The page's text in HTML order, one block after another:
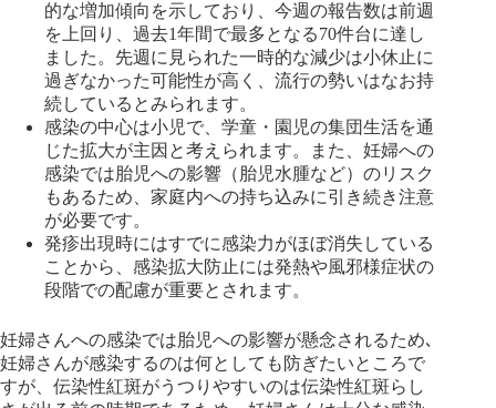
的な増加傾向を示しており、今週の報告数は前週
を上回り、過去1年間で最多となる70件台に達し
ました。先週に見られた一時的な減少は小休止に
過ぎなかった可能性が高く、流行の勢いはなお持
続しているとみられます。
感染の中心は小児で、学童・園児の集団生活を通
じた拡大が主因と考えられます。また、妊婦への
感染では胎児への影響（胎児水腫など）のリスク
もあるため、家庭内への持ち込みに引き続き注意
が必要です。
発疹出現時にはすでに感染力がほぼ消失している
ことから、感染拡大防止には発熱や風邪様症状の
段階での配慮が重要とされます。
妊婦さんへの感染では胎児への影響が懸念されるため､
妊婦さんが感染するのは何としても防ぎたいところで
すが、伝染性紅斑がうつりやすいのは伝染性紅斑らし